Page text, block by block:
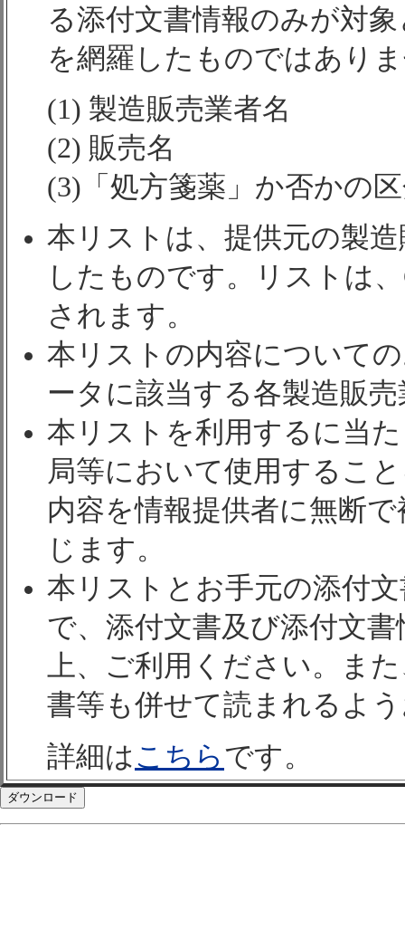
る添付文書情報のみが対
を網羅したものではあり
(1) 製造販売業者名
(2) 販売名
(3)「処方箋薬」か否かの
本リストは、提供元の製
したものです。リストは
されます。
本リストの内容について
ータに該当する各製造販
本リストを利用するに当
局等において使用するこ
内容を情報提供者に無断
じます。
本リストとお手元の添付
で、添付文書及び添付文
上、ご利用ください。ま
書等も併せて読まれるよ
詳細は こちら です。